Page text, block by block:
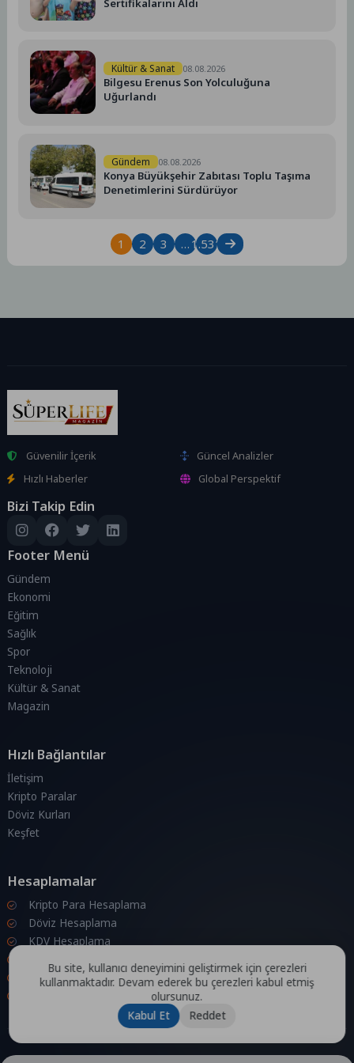
Sertifikalarını Aldı
Kültür & Sanat 08.08.2026
Bilgesu Erenus Son Yolculuğuna
Uğurlandı
Gündem 08.08.2026
Konya Büyükşehir Zabıtası Toplu Taşıma
Denetimlerini Sürdürüyor
1 2 3 … 1.531
Güvenilir İçerik
Güncel Analizler
Hızlı Haberler
Global Perspektif
Bizi Takip Edin
Footer Menü
Gündem
Ekonomi
Eğitim
Sağlık
Spor
Teknoloji
Kültür & Sanat
Magazin
Hızlı Bağlantılar
İletişim
Kripto Paralar
Döviz Kurları
Keşfet
Hesaplamalar
Kripto Para Hesaplama
Döviz Hesaplama
KDV Hesaplama
Zam Hesaplama
Bu site, kullanıcı deneyimini geliştirmek için çerezleri
kullanmaktadır. Devam ederek bu çerezleri kabul etmiş
olursunuz.
Kabul Et
Reddet